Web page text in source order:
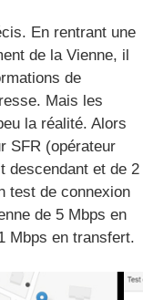
En rentrant une
de la Vienne, il
de
Mais les
la réalité. Alors
SFR (opérateur
descendant et de 2
test de connexion
de 5 Mbps en
Mbps en transfert.